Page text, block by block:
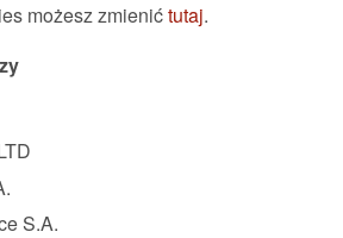
możesz zmienićtutaj.
S.A.